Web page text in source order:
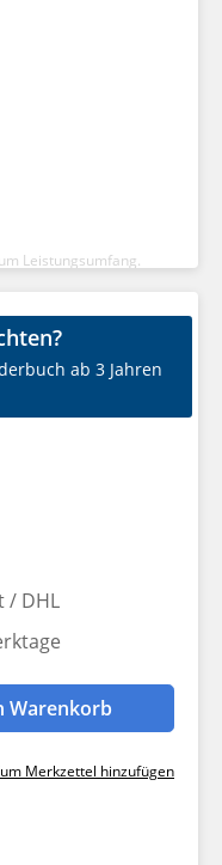
Leistungsumfang.
ab 3 Jahren
/ DHL
Warenkorb
Merkzettel hinzufügen